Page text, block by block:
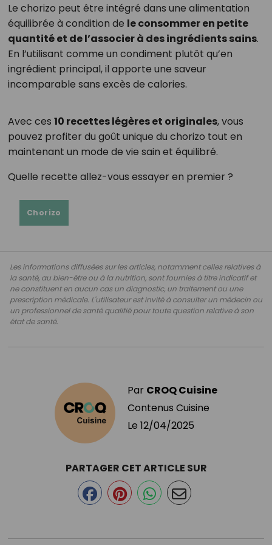
Le chorizo peut être intégré dans une alimentation
équilibrée à condition de le consommer en petite
quantité et de l’associer à des ingrédients sains.
En l’utilisant comme un condiment plutôt qu’en
ingrédient principal, il apporte une saveur
incomparable sans excès de calories.
Avec ces 10 recettes légères et originales, vous
pouvez profiter du goût unique du chorizo tout en
maintenant un mode de vie sain et équilibré.
Quelle recette allez-vous essayer en premier ?
Chorizo
Les informations diffusées sur les articles, notamment celles relatives à
la santé, au bien-être ou à la nutrition, sont fournies à titre indicatif et
ne constituent en aucun cas un diagnostic, un traitement ou une
prescription médicale. L'utilisateur est invité à consulter un médecin ou
un professionnel de santé qualifié pour toute question relative à son
état de santé.
Par CROQ Cuisine
Contenus Cuisine
Le 12/04/2025
PARTAGER CET ARTICLE SUR